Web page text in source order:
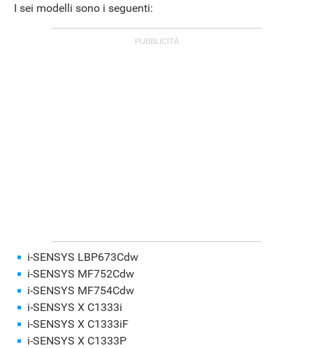
I sei modelli sono i seguenti:
i-SENSYS LBP673Cdw
i-SENSYS MF752Cdw
i-SENSYS MF754Cdw
i-SENSYS X C1333i
i-SENSYS X C1333iF
i-SENSYS X C1333P